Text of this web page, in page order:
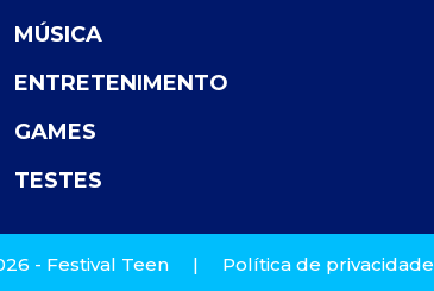
MÚSICA
ENTRETENIMENTO
GAMES
TESTES
- Festival Teen | Política de privacidade